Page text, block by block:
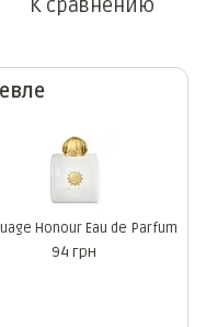
К сравнению
Honour Eau de Parfum
94 грн